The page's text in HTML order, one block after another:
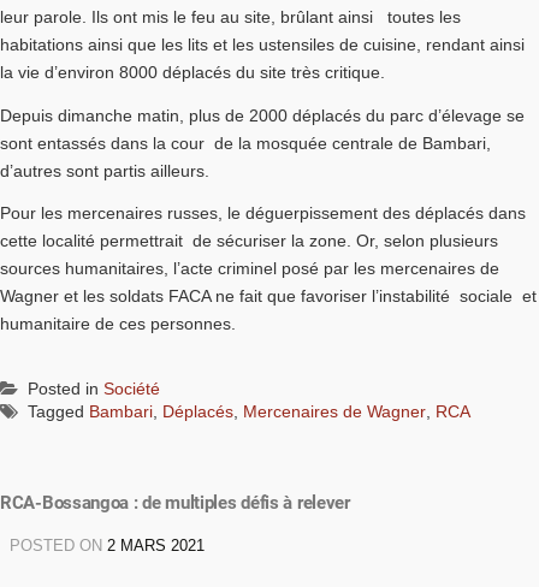
leur parole. Ils ont mis le feu au site, brûlant ainsi toutes les
habitations ainsi que les lits et les ustensiles de cuisine, rendant ainsi
la vie d’environ 8000 déplacés du site très critique.
Depuis dimanche matin, plus de 2000 déplacés du parc d’élevage se
sont entassés dans la cour de la mosquée centrale de Bambari,
d’autres sont partis ailleurs.
Pour les mercenaires russes, le déguerpissement des déplacés dans
cette localité permettrait de sécuriser la zone. Or, selon plusieurs
sources humanitaires, l’acte criminel posé par les mercenaires de
Wagner et les soldats FACA ne fait que favoriser l’instabilité sociale et
humanitaire de ces personnes.
Posted in Société
Tagged Bambari Déplacés Mercenaires de Wagner RCA
RCA-Bossangoa : de multiples défis à relever
POSTED ON 2 MARS 2021